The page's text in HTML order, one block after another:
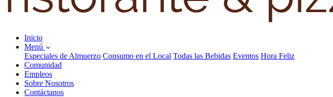
Inicio
Menú
Especiales de Almuerzo Consumo en el Local Todas las Bebidas Eventos Hora Feliz
Comunidad
Empleos
Sobre Nosotros
Contáctanos